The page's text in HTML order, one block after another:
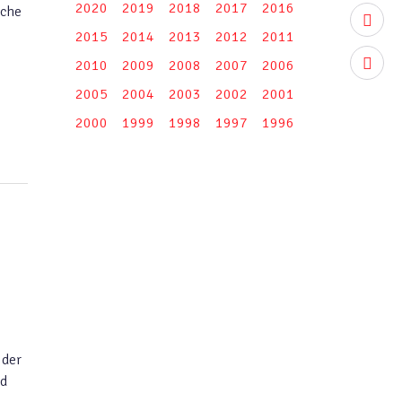
2020
2019 2018 2017
2016
2015
2014 2013 2012
2011
2010
2009 2008 2007
2006
2005
2004 2003 2002
2001
2000
1999 1998 1997 1996